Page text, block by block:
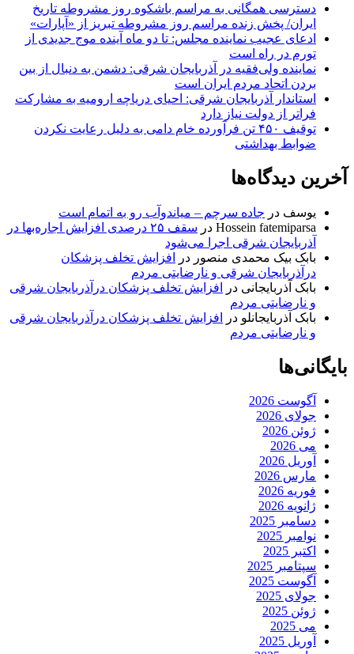
دسترسی همگانی به مراسم باشکوه روز مشروطه تاریخ
ایران/ پخش زنده مراسم روز مشروطه تبریز از «آپارات»
ادعای عجیب نماینده مجلس: تا دو ماه آینده موج جدیدی از
تورم در راه است
نماینده ولی‌فقیه در آذربایجان شرقی: دشمن به دنبال از بین
بردن اتحاد مردم ایران است
استاندار آذربایجان شرقی: احیای دریاچه ارومیه به مشارکت
فراتر از دولت نیاز دارد
توقیف ۴۵۰ تن فرآورده خام دامی به دلیل رعایت نکردن
ضوابط بهداشتی
آخرین دیدگاه‌ها
یوسف در جاده سرچم – میاندوآب رو به اتمام است
Hossein fatemiparsa در
سقف ۲۵ درصدی افزایش اجاره‌بها در
آذربایجان شرقی اجرا می‌شود
بابک بیک محمدی منصور در
افزایش تخلف پزشکان
درآذربایجان شرقی و نارضایتی مردم
بابک آذربایجانی در
افزایش تخلف پزشکان درآذربایجان شرقی
و نارضایتی مردم
بابک آذربایجانلو در
افزایش تخلف پزشکان درآذربایجان شرقی
و نارضایتی مردم
بایگانی‌ها
آگوست 2026
جولای 2026
ژوئن 2026
می 2026
آوریل 2026
مارس 2026
فوریه 2026
ژانویه 2026
دسامبر 2025
نوامبر 2025
اکتبر 2025
سپتامبر 2025
آگوست 2025
جولای 2025
ژوئن 2025
می 2025
آوریل 2025